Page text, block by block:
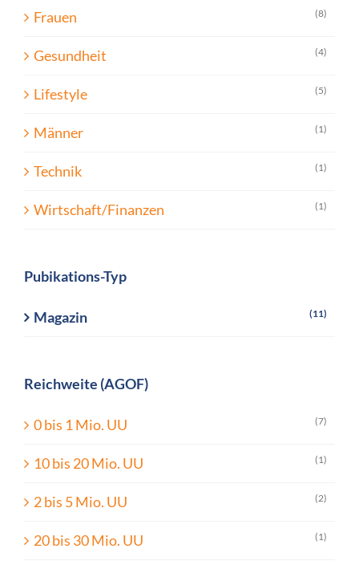
Frauen (8)
Gesundheit (4)
Lifestyle (5)
Männer (1)
Technik (1)
Wirtschaft/Finanzen (1)
Pubikations-Typ
Magazin (11)
Reichweite (AGOF)
0 bis 1 Mio. UU (7)
10 bis 20 Mio. UU (1)
2 bis 5 Mio. UU (2)
20 bis 30 Mio. UU (1)